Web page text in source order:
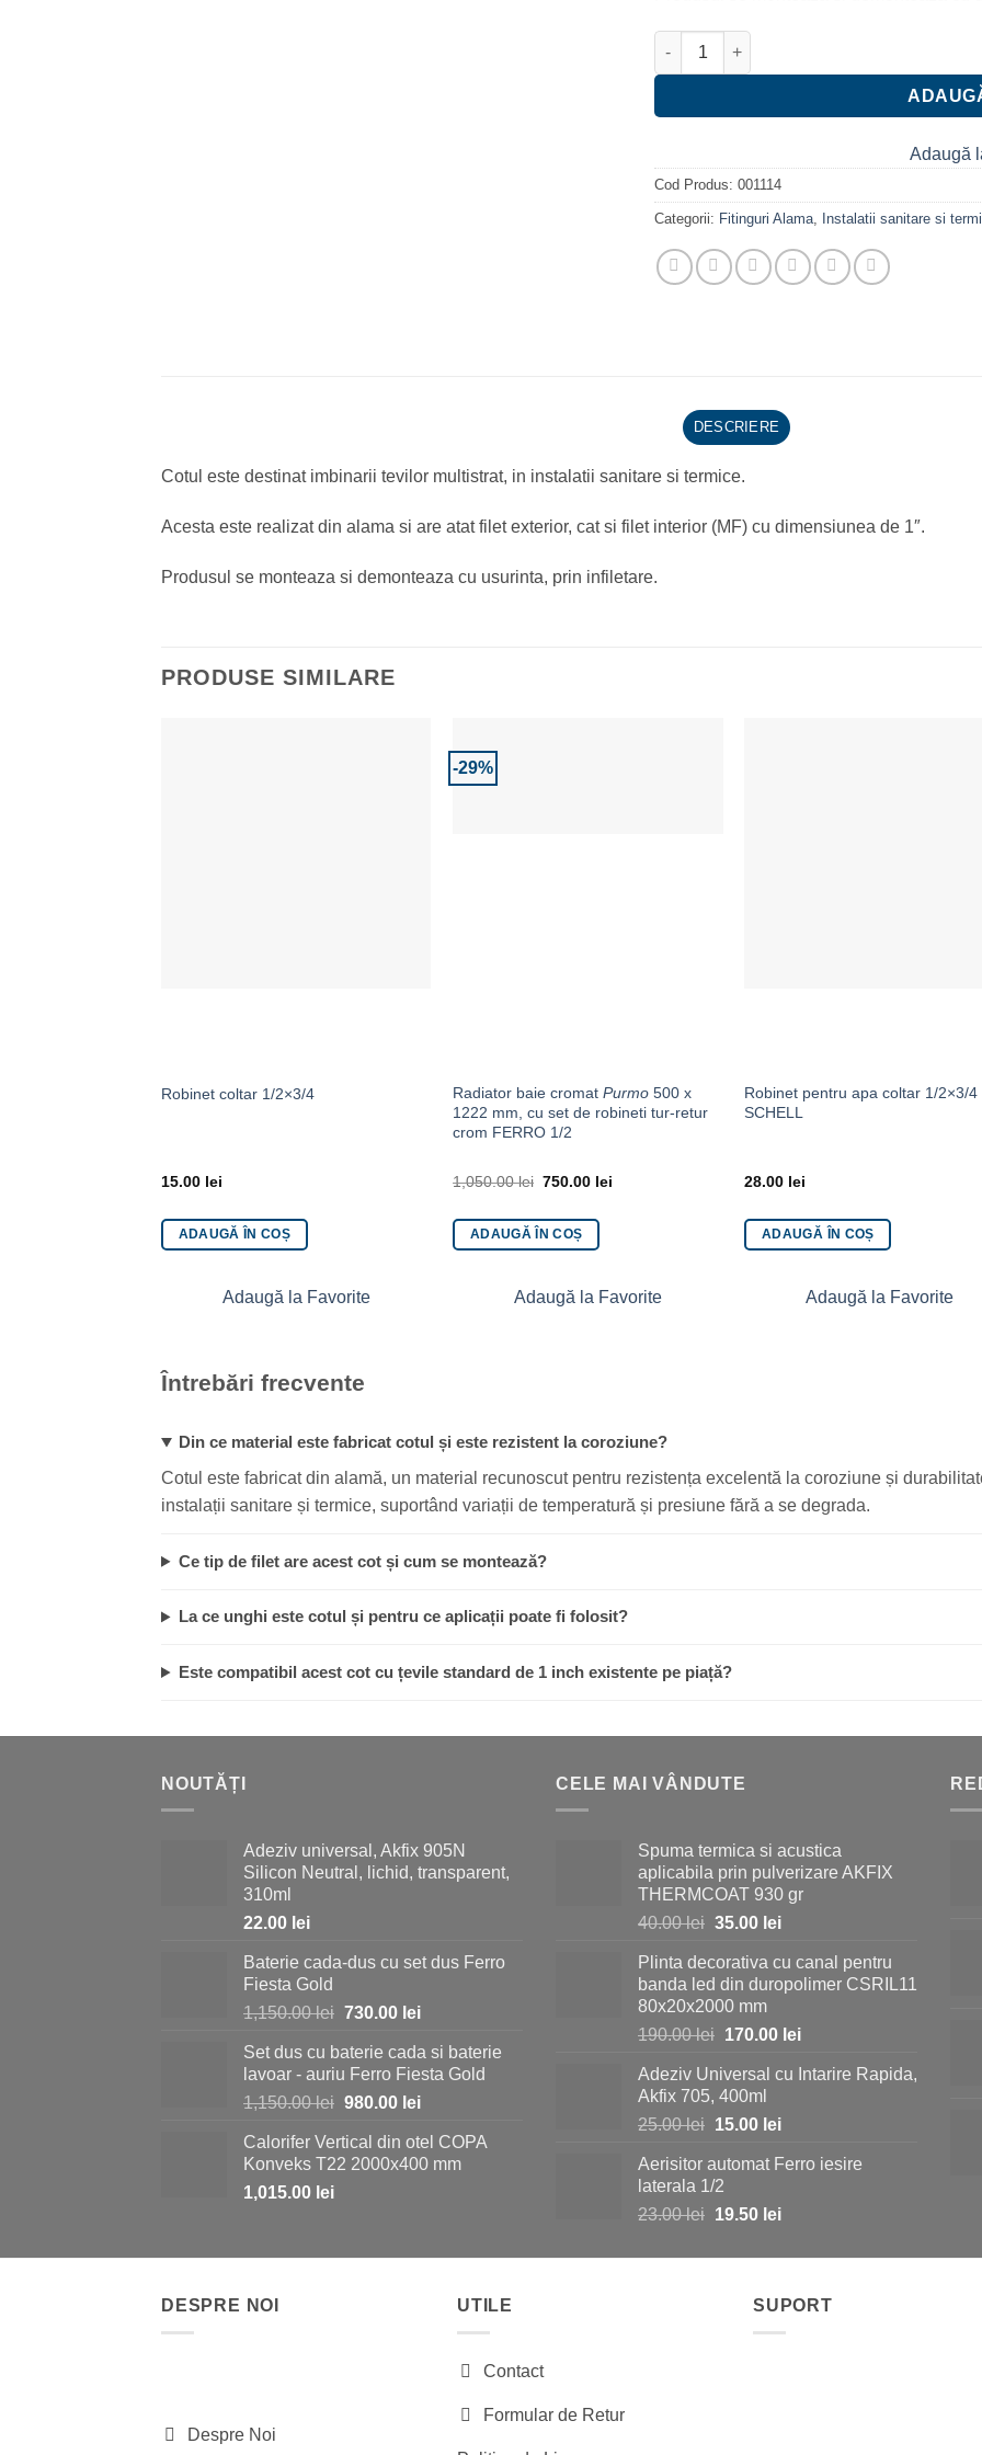
Cantitate Cot alama 1" nr 1 FI-FE
Adaugă
Cod Produs: 001114
Categorii: Fitinguri Alama Instalatii sanitare si
DESCRIERE
Cotul este destinat imbinarii tevilor multistrat, in instalatii sanitare si termice.
Acesta este realizat din alama si are atat filet exterior, cat si filet interior (MF) cu dimensiunea de 1″.
Produsul se monteaza si demonteaza cu usurinta, prin infiletare.
PRODUSE SIMILARE
Robinet coltar 1/2×3/4
15.00 lei
ADAUGĂ ÎN COȘ
Adaugă la Favorite
-29%
Radiator baie cromatPurmo 500 x
1222 mm, cu set de robineti tur-retur
crom FERRO 1/2
1,050.00lei 750.00 lei
ADAUGĂ ÎN COȘ
Adaugă la Favorite
Robinet pentru apa coltar 1/2×3/4
SCHELL
28.00 lei
ADAUGĂ ÎN COȘ
Adaugă la Favorite
Întrebări frecvente
Din ce material este fabricat cotul și este rezistent la coroziune?
Cotul este fabricat din alamă, un material recunoscut pentru rezistența excelentă la coroziune și
instalații sanitare și termice, suportând variații de temperatură și presiune fără a se degrada.
Ce tip de filet are acest cot și cum se montează?
La ce unghi este cotul și pentru ce aplicații poate fi folosit?
Este compatibil acest cot cu țevile standard de 1 inch existente pe piață?
NOUTĂȚI
Adeziv universal, Akfix 905N
Silicon Neutral, lichid, transparent,
310ml
22.00 lei
Baterie cada-dus cu set dus Ferro
Fiesta Gold
1,150.00lei Prețul
a
fost:
1,150.00 lei.
730.00 leiPrețul
este:
730.00 lei.
Set dus cu baterie cada si baterie
lavoar - auriu Ferro Fiesta Gold
1,150.00lei Prețul
a
fost:
980.00 leiPrețul
este:
980.00 lei.
Calorifer Vertical din otel COPA
Konveks T22 2000x400 mm
1,015.00 lei
CELE MAI VÂNDUTE
Spuma termica si acustica
aplicabila prin pulverizare AKFIX
THERMCOAT 930 gr
40.00lei Prețul
a
fost:
40.00 lei.
35.00 leiPrețul
este:
35.00 lei.
Plinta decorativa cu canal pentru
banda led din duropolimer CSRIL11
80x20x2000 mm
190.00lei Prețul
a
fost:
190.00 lei.
170.00 leiPrețul
este:
Adeziv Universal cu Intarire Rapida,
Akfix 705, 400ml
25.00lei Prețul
a
fost:
25.00 lei.
15.00 leiPrețul
este:
Aerisitor automat Ferro iesire
laterala 1/2
23.00lei Prețul
a
23.00 lei.
19.50 leiPrețul
este:
DESPRE NOI
Despre Noi
UTILE
Contact
Formular de Retur
SUPORT